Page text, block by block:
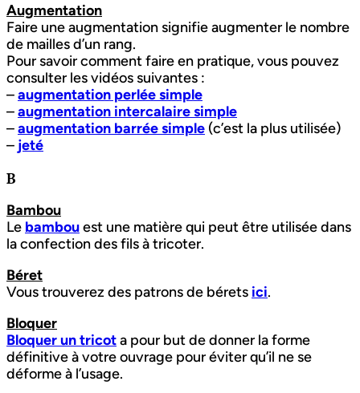
Augmentation
Faire une augmentation signifie augmenter le nombre
de mailles d’un rang.
Pour savoir comment faire en pratique, vous pouvez
consulter les vidéos suivantes :
–augmentation perlée simple
–augmentation intercalaire simple
–augmentation barrée simple (c’est la plus utilisée)
– jeté
B
Bambou
Le bambouest une matière qui peut être utilisée dans
la confection des fils à tricoter.
Béret
Vous trouverez des patrons de bérets ici.
Bloquer
Bloquer un tricota pour but de donner la forme
définitive à votre ouvrage pour éviter qu’il ne se
déforme à l’usage.